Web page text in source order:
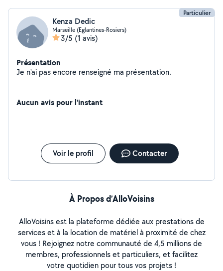
Particulier
Kenza Dedic
Marseille (Eglantines-Rosiers)
3/5 (1 avis)
Présentation
Je n'ai pas encore renseigné ma présentation.
Aucun avis pour l'instant
Voir le profil Contacter
À Propos d’AlloVoisins
AlloVoisins est la plateforme dédiée aux prestations de
services et à la location de matériel à proximité de chez
vous ! Rejoignez notre communauté de 4,5 millions de
membres, professionnels et particuliers, et facilitez
votre quotidien pour tous vos projets !